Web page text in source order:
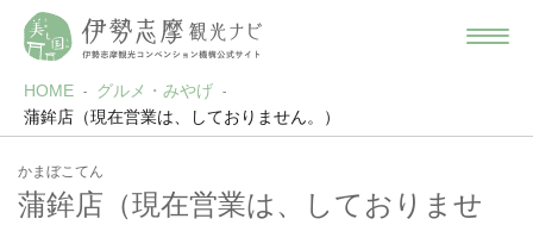
HOME
グルメ・みやげ
蒲鉾店（現在営業は、しておりません。）
かまぼこてん
蒲鉾店（現在営業は、しておりませ